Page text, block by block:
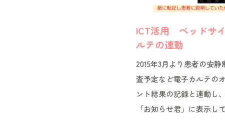
ICT活用 ベッドサ
ルテの連動
2015年3月より患者の安
査予定など電子カルテの
ント結果の記録と連動し
「お知らせ君」に表示し